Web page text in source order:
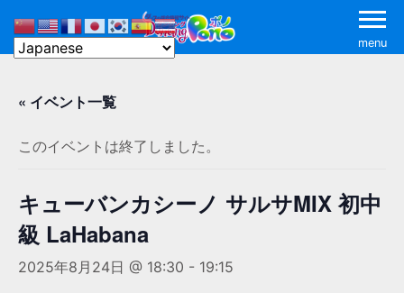
menu
« イベント一覧
このイベントは終了しました。
キューバンカシーノ サルサMIX 初中
級 LaHabana
2025年8月24日 @ 18:30 - 19:15